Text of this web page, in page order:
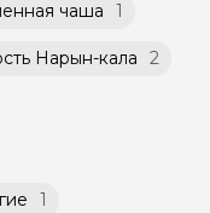
чаша 1
Нарын-кала 2
1